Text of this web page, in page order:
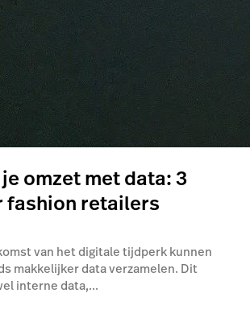
omzet met data: 3
fashion retailers
van het digitale tijdperk kunnen
makkelijker data verzamelen. Dit
interne data,...